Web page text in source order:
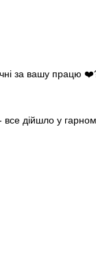
за вашу працю
все дійшло у